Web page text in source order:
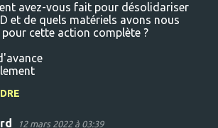
avez-vous fait pour désolidariser
et de quels matériels avons nous
pour cette action complète ?
12 mars 2022 à 03:39